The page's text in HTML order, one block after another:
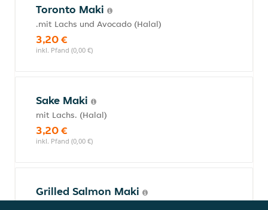
Toronto Maki
.mit Lachs und Avocado (Halal)
3,20 €
inkl. Pfand (0,00 €)
Sake Maki
mit Lachs. (Halal)
3,20 €
inkl. Pfand (0,00 €)
Grilled Salmon Maki